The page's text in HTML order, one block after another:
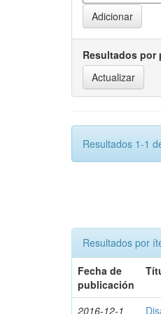
Resultados por
Resultados 1-1
Resultados por
Fecha de
publicación
2016-12-1